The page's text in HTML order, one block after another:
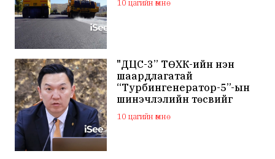
10 цагийн өмнө
"ДЦС-3” ТӨХК-ийн нэн
шаардлагатай
“Турбингенератор-5”-ын
шинэчлэлийн төсвийг
шийдвэрлэхээр болов
10 цагийн өмнө